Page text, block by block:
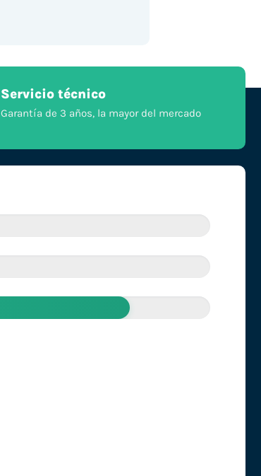
Servicio técnico
Garantía de 3 años, la mayor del mercado